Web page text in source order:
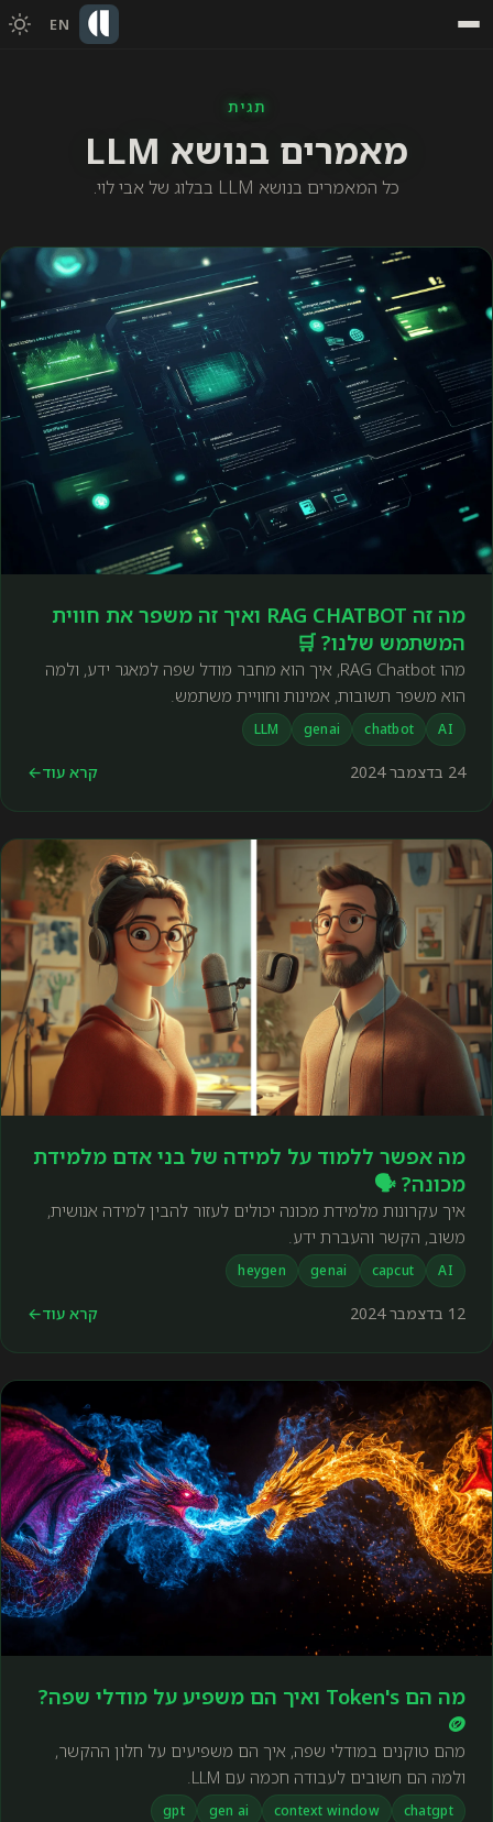
EN
תגית
מאמרים בנושא LLM
כל המאמרים בנושא LLM בבלוג של אבי לוי.
מה זה RAG CHATBOT ואיך זה משפר את חווית
המשתמש שלנו? 🛒
מהו RAG Chatbot, איך הוא מחבר מודל שפה למאגר ידע, ולמה
הוא משפר תשובות, אמינות וחוויית משתמש.
AI
chatbot
genai
LLM
24 בדצמבר 2024 קרא עוד←
מה אפשר ללמוד על למידה של בני אדם מלמידת
מכונה? 🗣️
איך עקרונות מלמידת מכונה יכולים לעזור להבין למידה אנושית,
משוב, הקשר והעברת ידע.
AI
capcut
genai
heygen
12 בדצמבר 2024 קרא עוד←
מה הם Token's ואיך הם משפיע על מודלי שפה?
🪙
מהם טוקנים במודלי שפה, איך הם משפיעים על חלון ההקשר,
ולמה הם חשובים לעבודה חכמה עם LLM.
chatgpt
context window
gen ai
gpt